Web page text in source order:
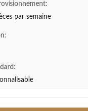
par semaine